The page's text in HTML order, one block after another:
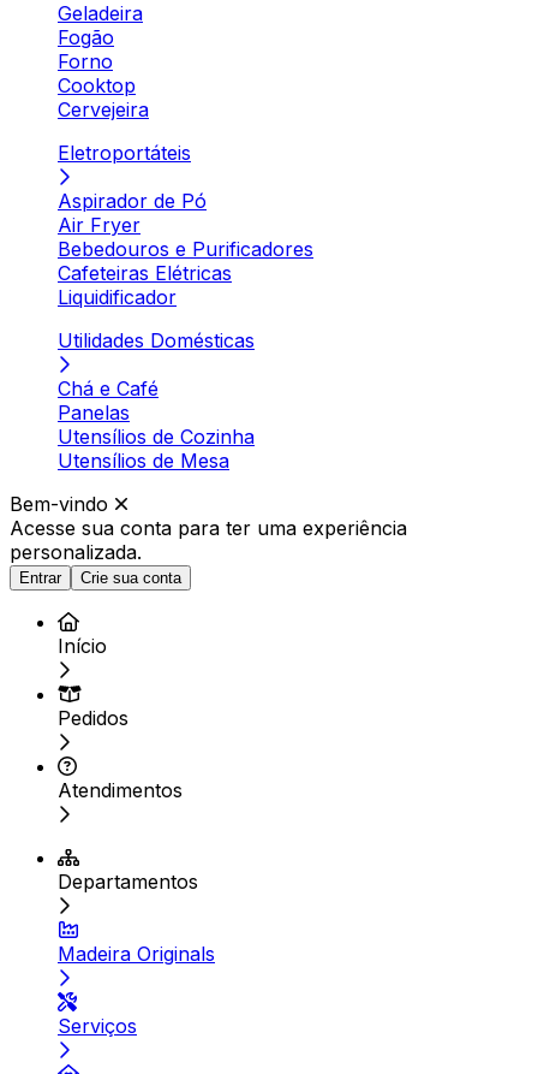
Geladeira
Fogão
Forno
Cooktop
Cervejeira
Eletroportáteis
Aspirador de Pó
Air Fryer
Bebedouros e Purificadores
Cafeteiras Elétricas
Liquidificador
Utilidades Domésticas
Chá e Café
Panelas
Utensílios de Cozinha
Utensílios de Mesa
Bem-vindo
Acesse sua conta para ter uma experiência
personalizada.
Entrar Crie sua conta
Início
Pedidos
Atendimentos
Departamentos
Madeira Originals
Serviços